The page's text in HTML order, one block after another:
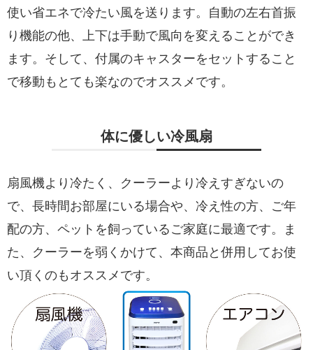
使い省エネで冷たい風を送ります。自動の左右首振
り機能の他、上下は手動で風向を変えることができ
ます。そして、付属のキャスターをセットすること
で移動もとても楽なのでオススメです。
体に優しい冷風扇
扇風機より冷たく、クーラーより冷えすぎないの
で、長時間お部屋にいる場合や、冷え性の方、ご年
配の方、ペットを飼っているご家庭に最適です。ま
た、クーラーを弱くかけて、本商品と併用してお使
い頂くのもオススメです。